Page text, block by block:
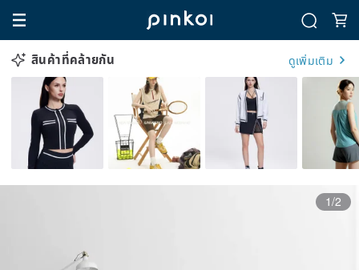
สินค้าที่คล้ายกัน ดูเพิ่มเติม
1/2